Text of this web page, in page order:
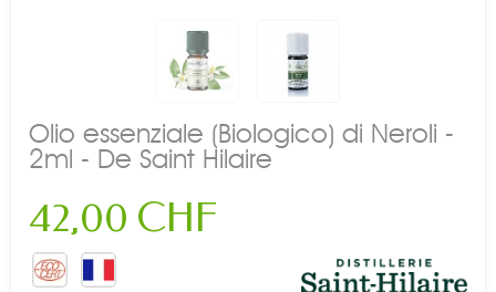
Olio essenziale (Biologico) di Neroli -
2ml - De Saint Hilaire
42,00 CHF